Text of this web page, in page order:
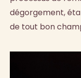
dégorgement,
de tout bon